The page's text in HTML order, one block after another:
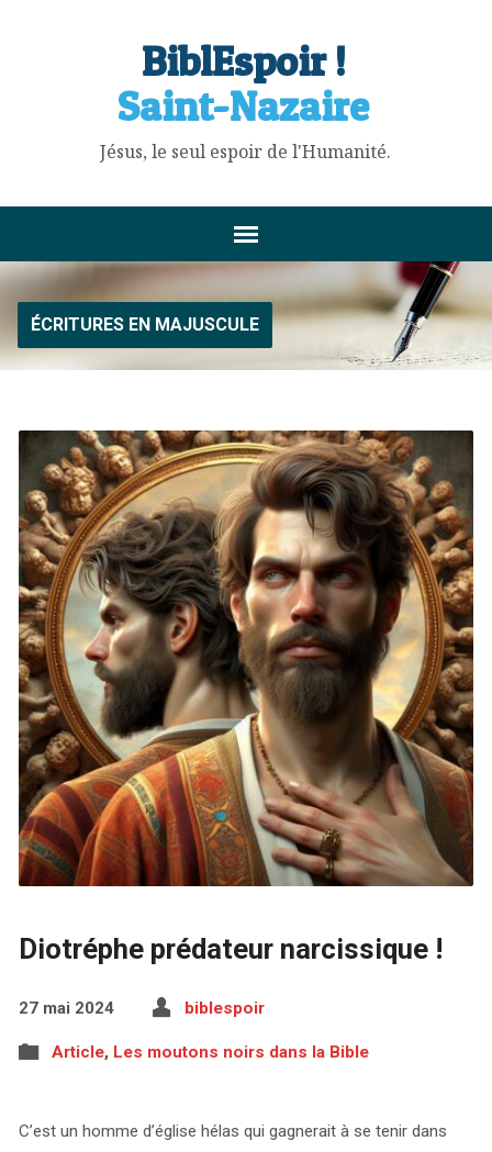
BiblEspoir !
Saint-Nazaire
Jésus, le seul espoir de l'Humanité.
ÉCRITURES EN MAJUSCULE
Diotréphe prédateur narcissique !
27 mai 2024 biblespoir
Article, Les moutons noirs dans la Bible
C’est un homme d’église hélas qui gagnerait à se tenir dans